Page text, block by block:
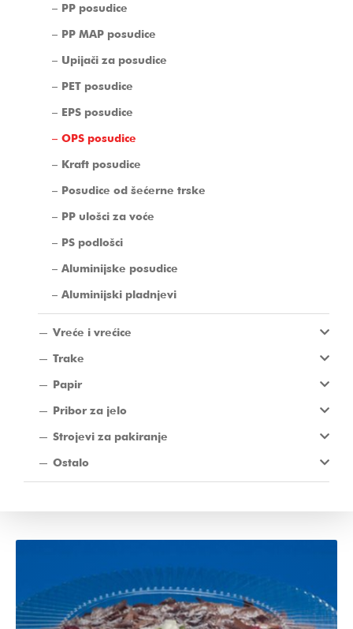
PP posudice
PP MAP posudice
Upijači za posudice
PET posudice
EPS posudice
OPS posudice
Kraft posudice
Posudice od šećerne trske
PP ulošci za voće
PS podlošci
Aluminijske posudice
Aluminijski pladnjevi
Vreće i vrećice
Trake
Papir
Pribor za jelo
Strojevi za pakiranje
Ostalo